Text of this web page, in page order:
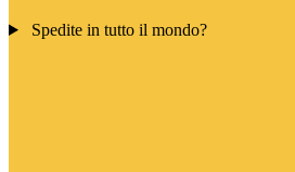
Spedite in tutto il mondo?